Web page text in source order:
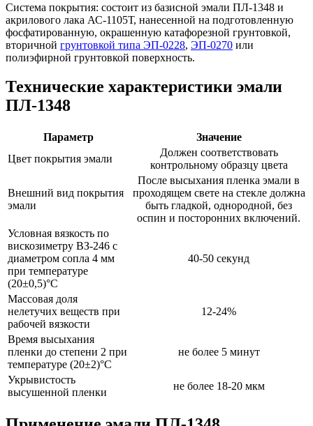
Система покрытия: состоит из базисной эмали ПЛ-1348 и
акрилового лака АС-1105Т, нанесенной на подготовленную
фосфатированную, окрашенную катафорезной грунтовкой,
вторичной грунтовкой типа ЭП-0228, ЭП-0270 или
полиэфирной грунтовкой поверхность.
Технические характеристики эмали
ПЛ-1348
Параметр
Значение
Цвет покрытия эмали
Должен соответствовать
контрольному образцу цвета
Внешний вид покрытия
эмали
После высыхания пленка эмали в
проходящем свете на стекле должна
быть гладкой, однородной, без
оспин и посторонних включений.
Условная вязкость по
вискозиметру ВЗ-246 с
диаметром сопла 4 мм
при температуре
(20±0,5)°С
40-50 секунд
Массовая доля
нелетучих веществ при
рабочей вязкости
12-24%
Время высыхания
пленки до степени 2 при
температуре (20±2)°С
не более 5 минут
Укрывистость
высушенной пленки
не более 18-20 мкм